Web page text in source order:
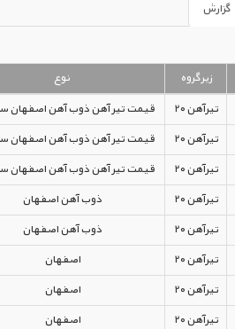
گزارش
زیرگروه نوع
تیرآهن ۲۰ قیمت تیر آهن ذوب آهن اصفهان سایز
تیرآهن ۲۰ قیمت تیر آهن ذوب آهن اصفهان سایز
تیرآهن ۲۰ قیمت تیر آهن ذوب آهن اصفهان سایز
تیرآهن ۲۰ ذوب آهن اصفهان
تیرآهن ۲۰ ذوب آهن اصفهان
تیرآهن ۲۰ اصفهان
تیرآهن ۲۰ اصفهان
تیرآهن ۲۰ اصفهان